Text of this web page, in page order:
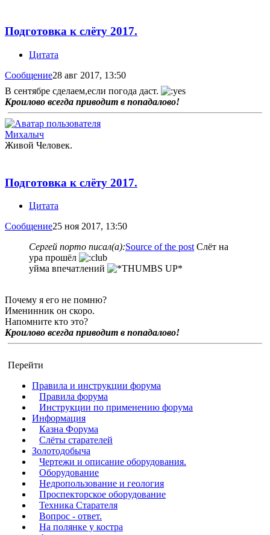
Подготовка к слёту 2017.
Цитата
Сообщение28 авг 2017, 13:50
В сентябре сделаем,если погода даст.
Кроилово всегда приводит в попадалово!
Михалыч
Живой Человек.
Подготовка к слёту 2017.
Цитата
Сообщение25 ноя 2017, 13:50
Сергей порто писал(а):Source of the postСлёт на
ура прошёл
уйма впечатлений
Почему я его не помню?
Именинник он скоро.
Напомните кто это?
Кроилово всегда приводит в попадалово!
Перейти
Правила и инструкции форума
Правила форума
Инструкции по применению форума
Информация
Казна Форума
Слёты старателей
Золотодобыча
Чертежи и описание оборудования.
Оборудование
Недропользование и геология
Проспекторское оборудование
Техника Старателя
Вопрос - ответ.
На полянке у костра